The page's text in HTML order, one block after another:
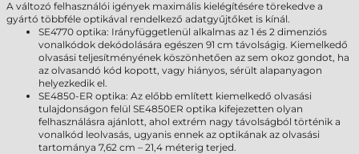
A változó felhasználói igények maximális kielégítésére törekedve a
gyártó többféle optikával rendelkező adatgyűjtőket is kínál.
SE4770 optika: Irányfüggetlenül alkalmas az 1 és 2 dimenziós
vonalkódok dekódolására egészen 91 cm távolságig. Kiemelkedő
olvasási teljesítményének köszönhetően az sem okoz gondot, ha
az olvasandó kód kopott, vagy hiányos, sérült alapanyagon
helyezkedik el.
SE4850-ER optika: Az előbb említett kiemelkedő olvasási
tulajdonságon felül SE4850ER optika kifejezetten olyan
felhasználásra ajánlott, ahol extrém nagy távolságból történik a
vonalkód leolvasás, ugyanis ennek az optikának az olvasási
tartománya 7,62 cm – 21,4 méterig terjed.